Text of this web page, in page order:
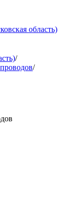
область)
/
/